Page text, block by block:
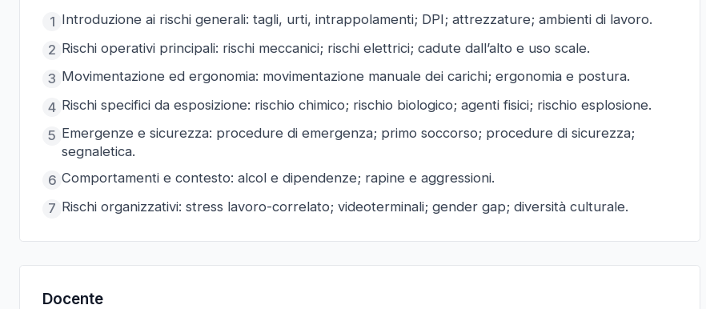
1 Introduzione ai rischi generali: tagli, urti, intrappolamenti; DPI; attrezzature; ambienti di lavoro.
2 Rischi operativi principali: rischi meccanici; rischi elettrici; cadute dall’alto e uso scale.
3 Movimentazione ed ergonomia: movimentazione manuale dei carichi; ergonomia e postura.
4 Rischi specifici da esposizione: rischio chimico; rischio biologico; agenti fisici; rischio esplosione.
5 Emergenze e sicurezza: procedure di emergenza; primo soccorso; procedure di sicurezza;
segnaletica.
6 Comportamenti e contesto: alcol e dipendenze; rapine e aggressioni.
7 Rischi organizzativi: stress lavoro-correlato; videoterminali; gender gap; diversità culturale.
Docente